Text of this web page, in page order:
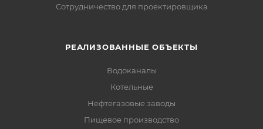
Сотрудничество для проектировщика
РЕАЛИЗОВАННЫЕ ОБЪЕКТЫ
Водоканалы
Котельные
Нефтегазовые заводы
Пищевое производство